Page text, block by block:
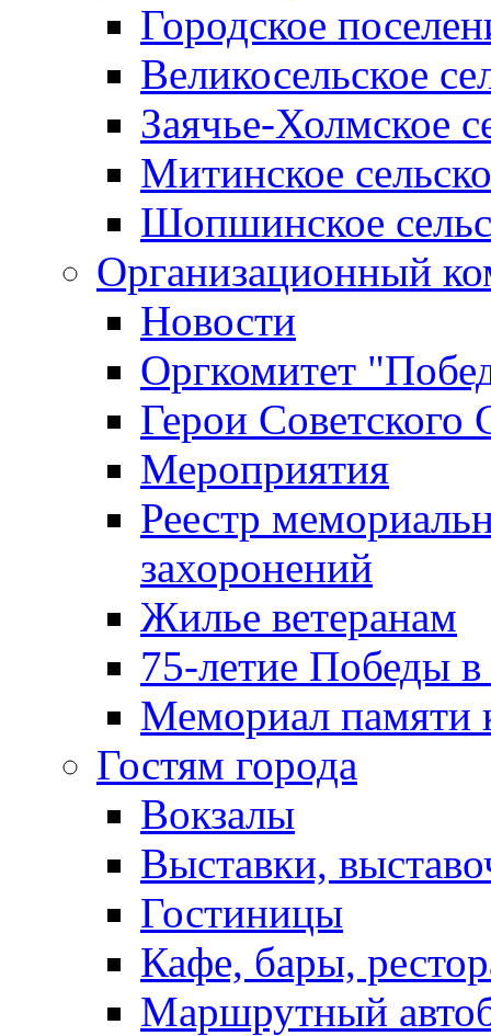
Городское
Великосельское
Заячье-Холмское
Митинское
Шопшинское
Организационный
Новости
Оргкомитет
Герои Советского
Мероприятия
Реестр
захоронений
Жилье ветеранам
75-летие Победы
Мемориал памяти
Гостям города
Вокзалы
Выставки,
Гостиницы
Кафе, бары,
Маршрутный